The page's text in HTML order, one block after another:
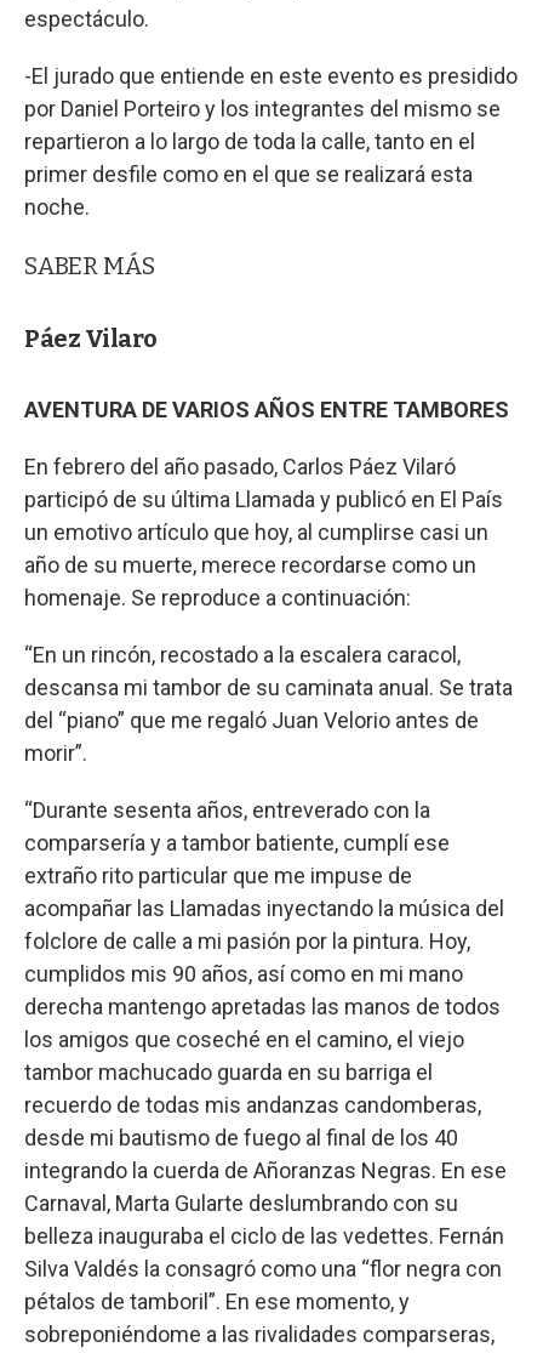
espectáculo.
-El jurado que entiende en este evento es presidido
por Daniel Porteiro y los integrantes del mismo se
repartieron a lo largo de toda la calle, tanto en el
primer desfile como en el que se realizará esta
noche.
SABER MÁS
Páez Vilaro
AVENTURA DE VARIOS AÑOS ENTRE TAMBORES
En febrero del año pasado, Carlos Páez Vilaró
participó de su última Llamada y publicó en El País
un emotivo artículo que hoy, al cumplirse casi un
año de su muerte, merece recordarse como un
homenaje. Se reproduce a continuación:
“En un rincón, recostado a la escalera caracol,
descansa mi tambor de su caminata anual. Se trata
del “piano” que me regaló Juan Velorio antes de
morir”.
“Durante sesenta años, entreverado con la
comparsería y a tambor batiente, cumplí ese
extraño rito particular que me impuse de
acompañar las Llamadas inyectando la música del
folclore de calle a mi pasión por la pintura. Hoy,
cumplidos mis 90 años, así como en mi mano
derecha mantengo apretadas las manos de todos
los amigos que coseché en el camino, el viejo
tambor machucado guarda en su barriga el
recuerdo de todas mis andanzas candomberas,
desde mi bautismo de fuego al final de los 40
integrando la cuerda de Añoranzas Negras. En ese
Carnaval, Marta Gularte deslumbrando con su
belleza inauguraba el ciclo de las vedettes. Fernán
Silva Valdés la consagró como una “flor negra con
pétalos de tamboril”. En ese momento, y
sobreponiéndome a las rivalidades comparseras,